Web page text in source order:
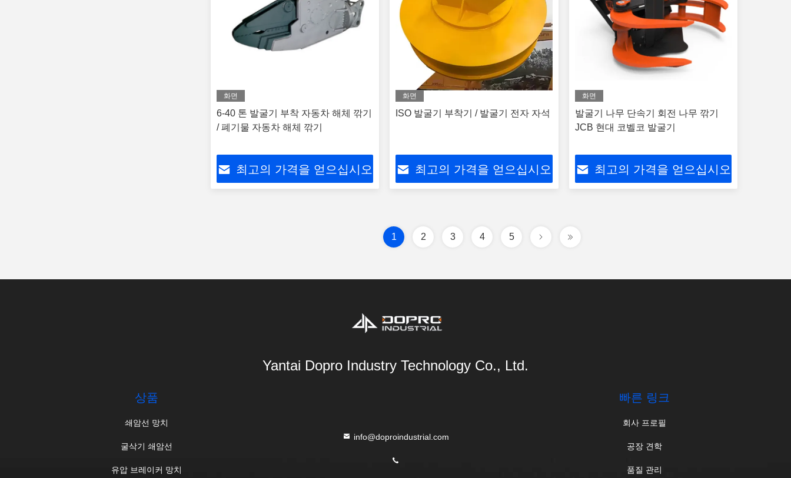
화면
6-40 톤 발굴기 부착 자동차 해체 깎기
/ 폐기물 자동차 해체 깎기
최고의 가격을 얻으십시오
화면
ISO 발굴기 부착기 / 발굴기 전자 자석
최고의 가격을 얻으십시오
화면
발굴기 나무 단속기 회전 나무 깎기
JCB 현대 코벨코 발굴기
최고의 가격을 얻으십시오
1 2 3 4 5
Yantai Dopro Industry Technology Co., Ltd.
상품
쇄암선 망치
굴삭기 쇄암선
유압 브레이커 망치
info@doproindustrial.com
빠른 링크
회사 프로필
공장 견학
품질 관리